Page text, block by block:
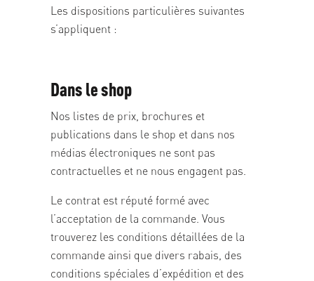
Les dispositions particulières suivantes
s’appliquent :
Dans le shop
Nos listes de prix, brochures et
publications dans le shop et dans nos
médias électroniques ne sont pas
contractuelles et ne nous engagent pas.
Le contrat est réputé formé avec
l’acceptation de la commande. Vous
trouverez les conditions détaillées de la
commande ainsi que divers rabais, des
conditions spéciales d’expédition et des